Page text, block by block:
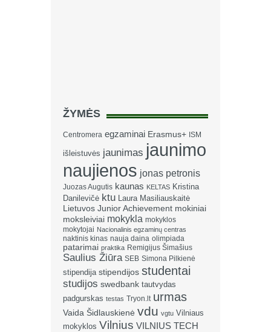
ŽYMĖS
Centromera egzaminai Erasmus+ ISM
išleistuvės jaunimas jaunimo
naujienos jonas petronis
Juozas Augutis kaunas KELTAS Kristina
Danilevičė ktu
Laura Masiliauskaitė
Lietuvos Junior Achievement mokiniai
moksleiviai mokykla mokyklos
mokytojai Nacionalinis egzaminų centras
naktinis kinas nauja daina olimpiada
patarimai praktika Remigijus Šimašius
Saulius Žiūra SEB Simona Pilkienė
stipendija stipendijos studentai
studijos swedbank tautvydas
padgurskas testas Tryon.lt urmas
Vaida Šidlauskienė vdu vgtu Vilniaus
mokyklos Vilnius VILNIUS TECH